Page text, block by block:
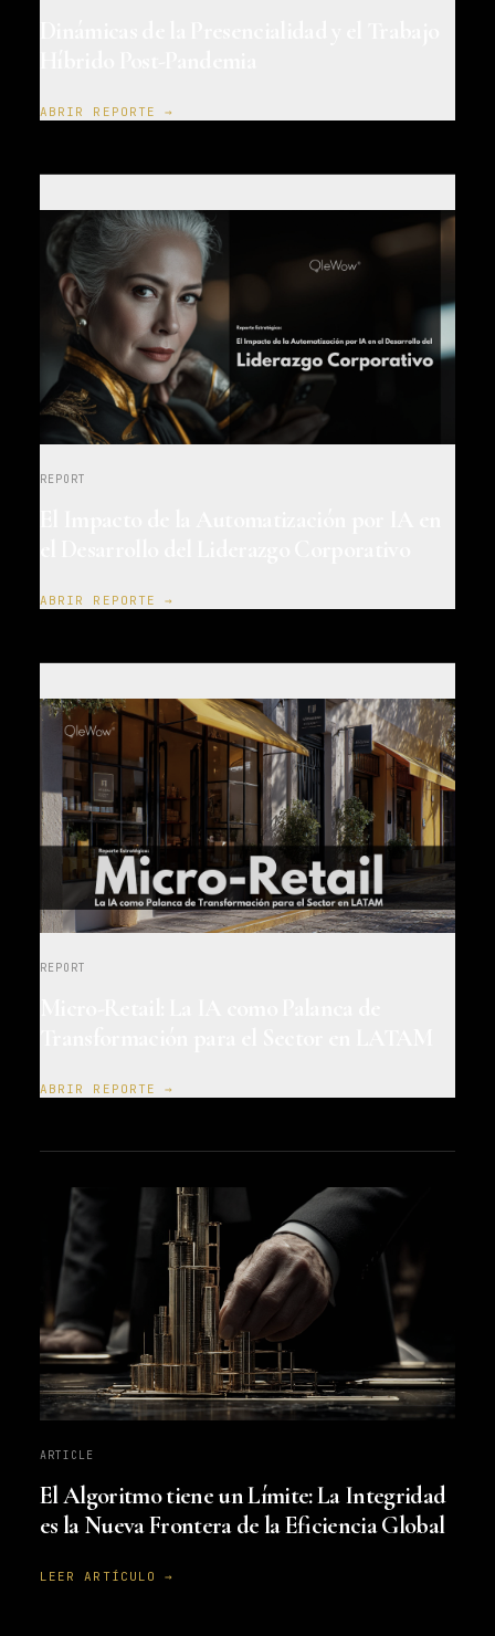
ABRIR REPORTE →
REPORT
ABRIR REPORTE →
REPORT
ABRIR REPORTE →
ARTICLE
El Algoritmo tiene un Límite: La Integridad
es la Nueva Frontera de la Eficiencia Global
LEER ARTÍCULO →